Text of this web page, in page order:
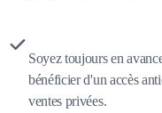
Soyez toujours en
bénéficier d'un accès
ventes privées.